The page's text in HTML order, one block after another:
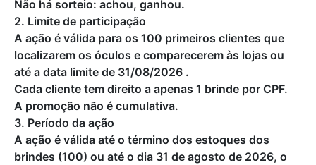
Não há sorteio: achou, ganhou.
2. Limite de participação
A ação é válida para os 100 primeiros clientes que
localizarem os óculos e comparecerem às lojas ou
até a data limite de 31/08/2026 .
Cada cliente tem direito a apenas 1 brinde por CPF.
A promoção não é cumulativa.
3. Período da ação
A ação é válida até o término dos estoques dos
brindes (100) ou até o dia 31 de agosto de 2026, o